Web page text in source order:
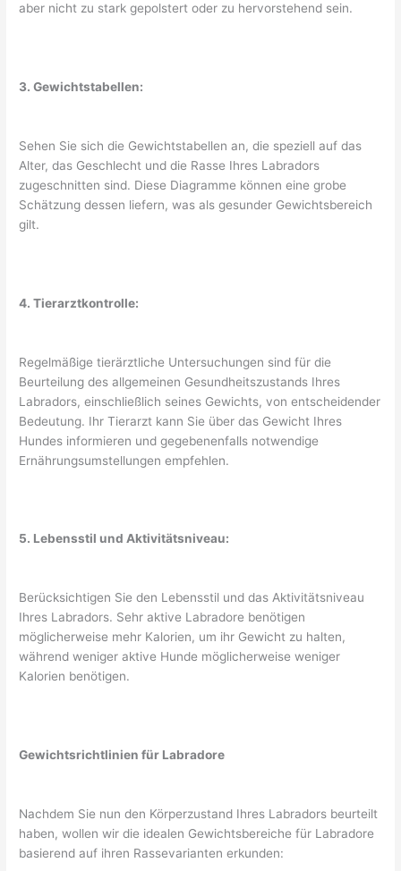
aber nicht zu stark gepolstert oder zu hervorstehend sein.
3. Gewichtstabellen:
Sehen Sie sich die Gewichtstabellen an, die speziell auf das
Alter, das Geschlecht und die Rasse Ihres Labradors
zugeschnitten sind. Diese Diagramme können eine grobe
Schätzung dessen liefern, was als gesunder Gewichtsbereich
gilt.
4. Tierarztkontrolle:
Regelmäßige tierärztliche Untersuchungen sind für die
Beurteilung des allgemeinen Gesundheitszustands Ihres
Labradors, einschließlich seines Gewichts, von entscheidender
Bedeutung. Ihr Tierarzt kann Sie über das Gewicht Ihres
Hundes informieren und gegebenenfalls notwendige
Ernährungsumstellungen empfehlen.
5. Lebensstil und Aktivitätsniveau:
Berücksichtigen Sie den Lebensstil und das Aktivitätsniveau
Ihres Labradors. Sehr aktive Labradore benötigen
möglicherweise mehr Kalorien, um ihr Gewicht zu halten,
während weniger aktive Hunde möglicherweise weniger
Kalorien benötigen.
Gewichtsrichtlinien für Labradore
Nachdem Sie nun den Körperzustand Ihres Labradors beurteilt
haben, wollen wir die idealen Gewichtsbereiche für Labradore
basierend auf ihren Rassevarianten erkunden: